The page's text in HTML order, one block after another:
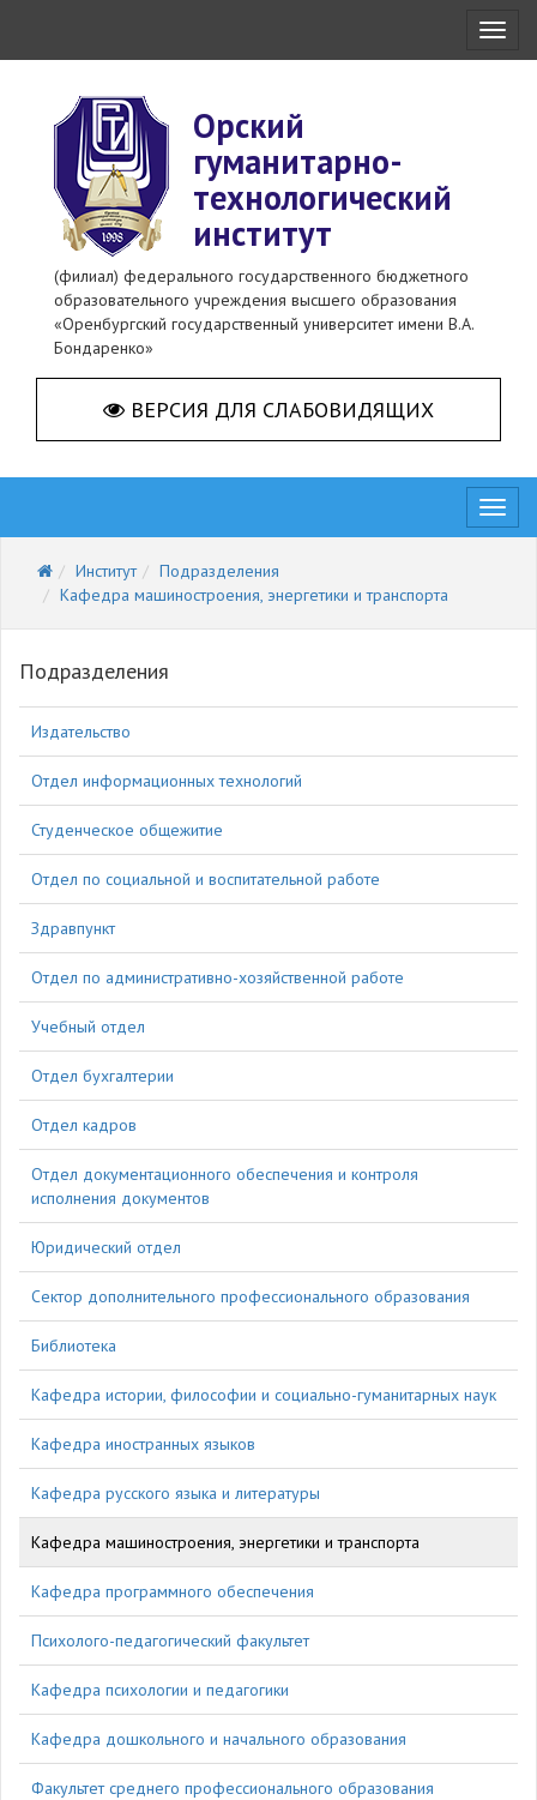
Орский
гуманитарно-
технологический
институт
(филиал) федерального государственного бюджетного
образовательного учреждения высшего образования
«Оренбургский государственный университет имени В.А.
Бондаренко»
ВЕРСИЯ ДЛЯ СЛАБОВИДЯЩИХ
Институт
Подразделения
Кафедра машиностроения, энергетики и транспорта
Подразделения
Издательство
Отдел информационных технологий
Студенческое общежитие
Отдел по социальной и воспитательной работе
Здравпункт
Отдел по административно-хозяйственной работе
Учебный отдел
Отдел бухгалтерии
Отдел кадров
Отдел документационного обеспечения и контроля
исполнения документов
Юридический отдел
Сектор дополнительного профессионального образования
Библиотека
Кафедра истории, философии и социально-гуманитарных наук
Кафедра иностранных языков
Кафедра русского языка и литературы
Кафедра машиностроения, энергетики и транспорта
Кафедра программного обеспечения
Психолого-педагогический факультет
Кафедра психологии и педагогики
Кафедра дошкольного и начального образования
Факультет среднего профессионального образования